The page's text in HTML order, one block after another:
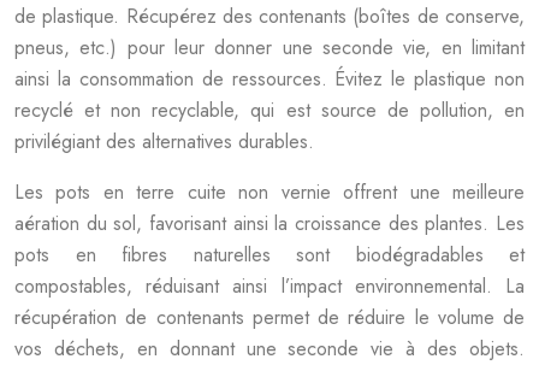
de plastique. Récupérez des contenants (boîtes de conserve,
pneus, etc.) pour leur donner une seconde vie, en limitant
ainsi la consommation de ressources. Évitez le plastique non
recyclé et non recyclable, qui est source de pollution, en
privilégiant des alternatives durables.
Les pots en terre cuite non vernie offrent une meilleure
aération du sol, favorisant ainsi la croissance des plantes. Les
pots en fibres naturelles sont biodégradables et
compostables, réduisant ainsi l’impact environnemental. La
récupération de contenants permet de réduire le volume de
vos déchets, en donnant une seconde vie à des objets.